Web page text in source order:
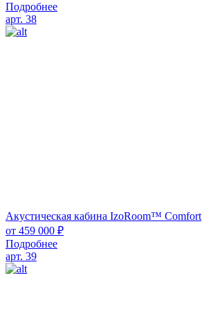
Подробнее
арт. 38
Акустическая кабина IzoRoom™ Comfort
от 459 000 ₽
Подробнее
арт. 39